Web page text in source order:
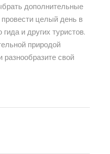
дополнительные
целый день в
и других туристов.
природой
разнообразите свой